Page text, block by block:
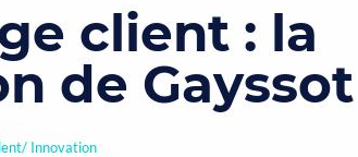
client : la
de Gayssot
Innovation